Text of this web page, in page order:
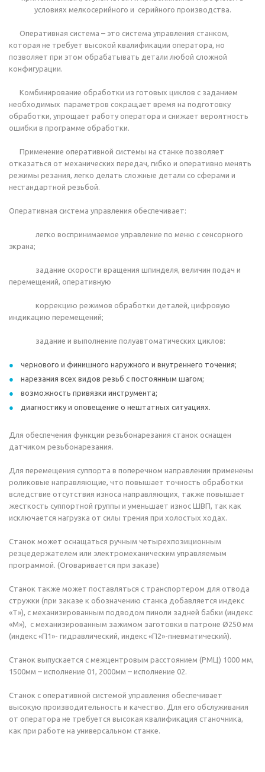
условиях мелкосерийного и серийного производства.
Оперативная система – это система управления станком,
которая не требует высокой квалификации оператора, но
позволяет при этом обрабатывать детали любой сложной
конфигурации.
Комбинирование обработки из готовых циклов с заданием
необходимых параметров сокращает время на подготовку
обработки, упрощает работу оператора и снижает вероятность
ошибки в программе обработки.
Применение оперативной системы на станке позволяет
отказаться от механических передач, гибко и оперативно менять
режимы резания, легко делать сложные детали со сферами и
нестандартной резьбой.
Оперативная система управления обеспечивает:
легко воспринимаемое управление по меню с сенсорного
экрана;
задание скорости вращения шпинделя, величин подач и
перемещений, оперативную
коррекцию режимов обработки деталей, цифровую
индикацию перемещений;
задание и выполнение полуавтоматических циклов:
чернового и финишного наружного и внутреннего точения;
нарезания всех видов резьб с постоянным шагом;
возможность привязки инструмента;
диагностику и оповещение о нештатных ситуациях.
Для обеспечения функции резьбонарезания станок оснащен
датчиком резьбонарезания.
Для перемещения суппорта в поперечном направлении применены
роликовые направляющие, что повышает точность обработки
вследствие отсутствия износа направляющих, также повышает
жесткость суппортной группы и уменьшает износ ШВП, так как
исключается нагрузка от силы трения при холостых ходах.
Станок может оснащаться ручным четырехпозиционным
резцедержателем или электромеханическим управляемым
программой. (Оговаривается при заказе)
Станок также может поставляться с транспортером для отвода
стружки (при заказе к обозначению станка добавляется индекс
«Т»), с механизированным подводом пиноли задней бабки (индекс
«М»), с механизированным зажимом заготовки в патроне Ø250 мм
(индекс «П1»- гидравлический, индекс «П2»-пневматический).
Станок выпускается с межцентровым расстоянием (РМЦ) 1000 мм,
1500мм – исполнение 01, 2000мм – исполнение 02.
Станок с оперативной системой управления обеспечивает
высокую производительность и качество. Для его обслуживания
от оператора не требуется высокая квалификация станочника,
как при работе на универсальном станке.